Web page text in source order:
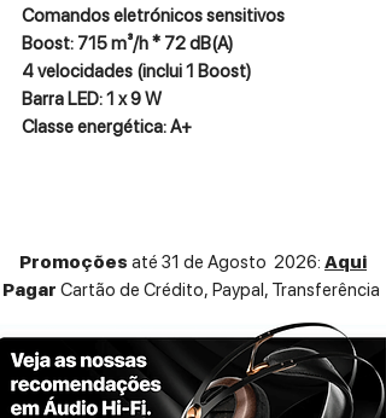
Comandos eletrónicos sensitivos
Boost: 715 m³/h * 72 dB(A)
4 velocidades (inclui 1 Boost)
Barra LED: 1 x 9 W
Classe energética: A+
Promoções até 31 de Agosto 2026: Aqui
Pagar Cartão de Crédito, Paypal, Transferência